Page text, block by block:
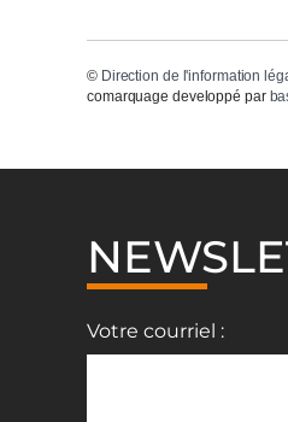
© Direction de l'information
comarquage developpé par
Votre courriel :